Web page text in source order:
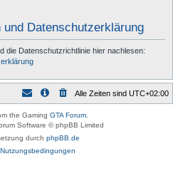
und Datenschutzerklärung
die Datenschutzrichtlinie hier nachlesen:
Alle Zeiten sind UTC+02:00
the Gaming GTA Forum
Software © phpBB Limited
durch phpBB.de
Nutzungsbedingungen